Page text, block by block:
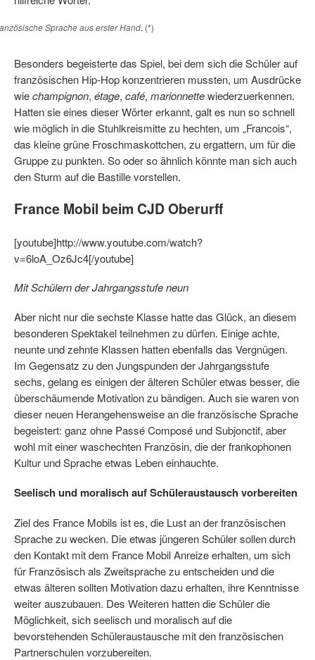
Sprache aus erster Hand. (*)
Besonders begeisterte das Spiel, bei dem sich die Schüler auf
franzö­sischen Hip-Hop konzentrieren mussten, um Ausdrücke
wiechampignon, étage, café, marionnettewiederzuerkennen.
Hatten sie eines dieser Wörter erkannt, galt es nun so schnell
wie möglich in die Stuhlkreismitte zu hechten, um „Francois“,
das kleine grüne Froschmaskottchen, zu ergattern, um für die
Gruppe zu punkten. So oder so ähnlich könnte man sich auch
den Sturm auf die Bastille vorstellen.
France Mobil beim CJD Oberurff
[youtube]http://www.youtube.com/watch?
v=6loA_Oz6Jc4[/youtube]
Mit Schülern der Jahrgangsstufe neun
Aber nicht nur die sechste Klasse hatte das Glück, an diesem
besonderen Spektakel teilnehmen zu dürfen. Einige achte,
neunte und zehnte Klassen hatten ebenfalls das Vergnügen.
Im Gegensatz zu den Jungspunden der Jahrgangsstufe
sechs, gelang es einigen der älteren Schüler etwas besser, die
überschäumende Motivation zu bändigen. Auch sie waren von
dieser neuen Herangehensweise an die französische Sprache
begeistert: ganz ohne Passé Composé und Subjonctif, aber
wohl mit einer waschechten Französin, die der frankophonen
Kultur und Sprache etwas Leben einhauchte.
Seelisch und moralisch auf Schüleraustausch vorbereiten
Ziel des France Mobils ist es, die Lust an der französischen
Sprache zu wecken. Die etwas jüngeren Schüler sollen durch
den Kontakt mit dem France Mobil Anreize erhalten, um sich
für Französisch als Zweitsprache zu entscheiden und die
etwas älteren sollten Motivation dazu erhalten, ihre Kenntnisse
weiter auszubauen. Des Weiteren hatten die Schüler die
Möglichkeit, sich seelisch und moralisch auf die
bevorstehenden Schüleraustausche mit den französischen
Partnerschulen vorzubereiten.